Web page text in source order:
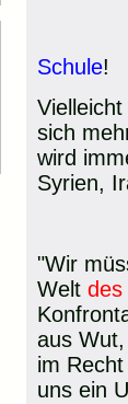
Schule!
sich
wird
Syrien,
"Wir
Welt des
aus
im
uns ein